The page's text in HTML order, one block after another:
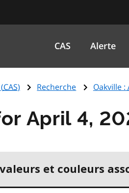
CAS Alerte
CAS) Recherche Oakville :
April 4,
et couleurs